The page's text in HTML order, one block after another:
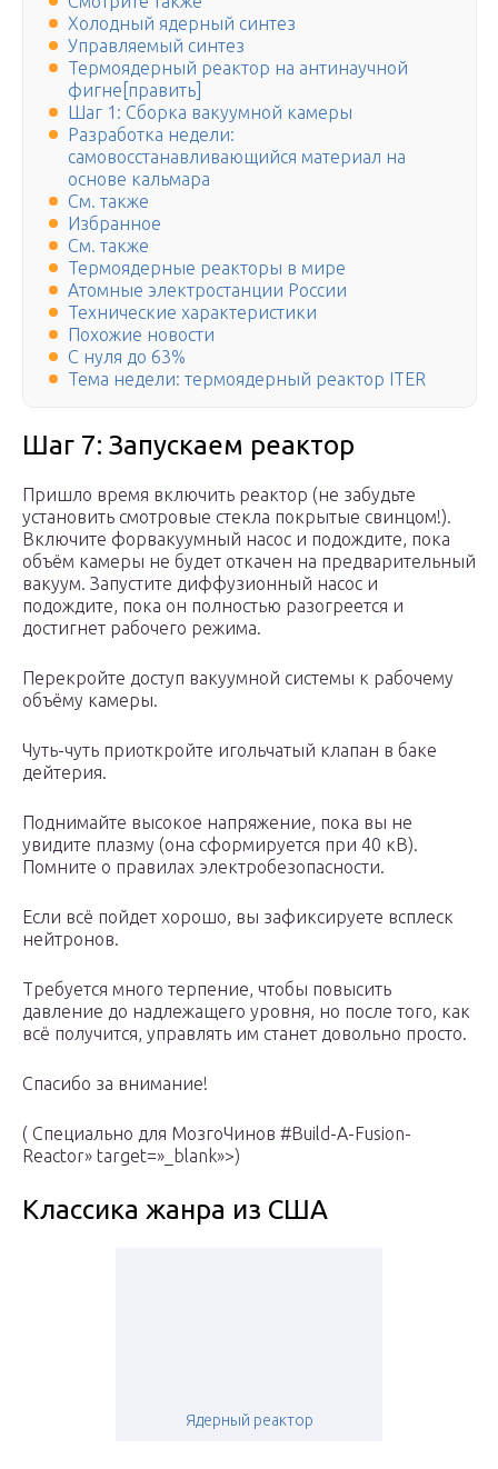
Холодный ядерный синтез
Управляемый синтез
Термоядерный реактор на антинаучной
фигне[править]
Шаг 1: Сборка вакуумной камеры
Разработка недели:
самовосстанавливающийся материал на
основе кальмара
См. также
Избранное
См. также
Термоядерные реакторы в мире
Атомные электростанции России
Texничecкиe xapaктepиcтики
Похожие новости
С нуля до 63%
Тема недели: термоядерный реактор ITER
Шаг 7: Запускаем реактор
Пришло время включить реактор (не забудьте
установить смотровые стекла покрытые свинцом!).
Включите форвакуумный насос и подождите, пока
объём камеры не будет откачен на предварительный
вакуум. Запустите диффузионный насос и
подождите, пока он полностью разогреется и
достигнет рабочего режима.
Перекройте доступ вакуумной системы к рабочему
объёму камеры.
Чуть-чуть приоткройте игольчатый клапан в баке
дейтерия.
Поднимайте высокое напряжение, пока вы не
увидите плазму (она сформируется при 40 кВ).
Помните о правилах электробезопасности.
Если всё пойдет хорошо, вы зафиксируете всплеск
нейтронов.
Требуется много терпение, чтобы повысить
давление до надлежащего уровня, но после того, как
всё получится, управлять им станет довольно просто.
Спасибо за внимание!
( Специально для МозгоЧинов #Build-A-Fusion-
Reactor» target=»_blank»>)
Классика жанра из США
Ядерный реактор